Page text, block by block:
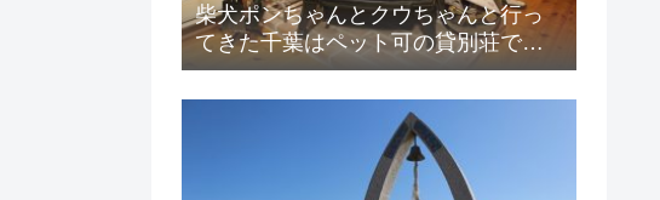
柴犬ポンちゃんとクウちゃんと行っ
てきた千葉はペット可の貸別荘での
BBQ紹介！